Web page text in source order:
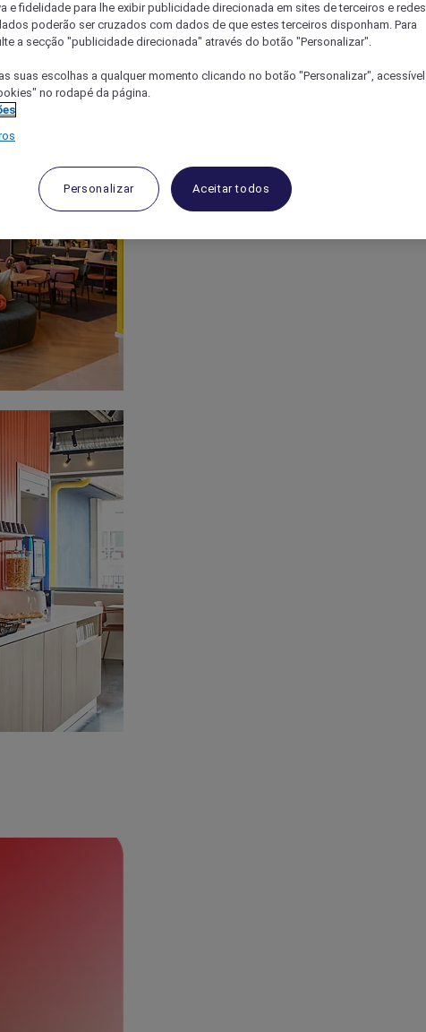
e fidelidade para lhe exibir publicidade direcionada em sites de terceiros e redes
poderão ser cruzados com dados de que estes terceiros disponham. Para
a secção "publicidade direcionada" através do botão "Personalizar".
suas escolhas a qualquer momento clicando no botão "Personalizar", acessível
no rodapé da página.
Personalizar Aceitar todos